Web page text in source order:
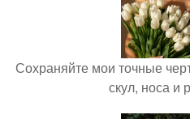
Сохраняйте мои точные
скул, носа и